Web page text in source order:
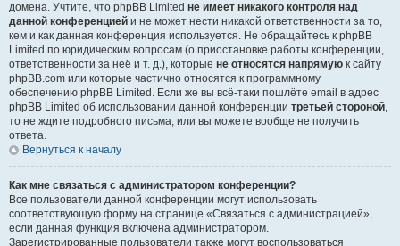
домена. Учтите, что phpBB Limited не имеет никакого контроля над
данной конференцией и не может нести никакой ответственности за то,
кем и как данная конференция используется. Не обращайтесь к phpBB
Limited по юридическим вопросам (о приостановке работы конференции,
ответственности за неё и т. д.), которые не относятся напрямую к сайту
phpBB.com или которые частично относятся к программному
обеспечению phpBB Limited. Если же вы всё-таки пошлёте email в адрес
phpBB Limited об использовании данной конференции третьей стороной,
то не ждите подробного письма, или вы можете вообще не получить
ответа.
Вернуться к началу
Как мне связаться с администратором конференции?
Все пользователи данной конференции могут использовать
соответствующую форму на странице «Связаться с администрацией»,
если данная функция включена администратором.
Зарегистрированные пользователи также могут воспользоваться